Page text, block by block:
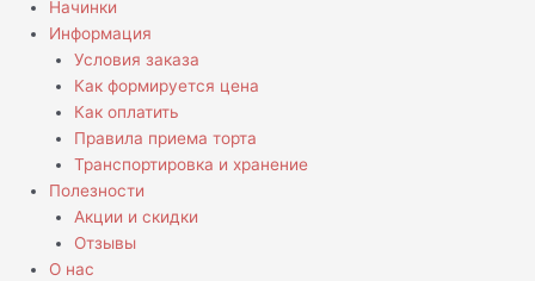
Начинки
Информация
Условия заказа
Как формируется цена
Как оплатить
Правила приема торта
Транспортировка и хранение
Полезности
Акции и скидки
Отзывы
О нас